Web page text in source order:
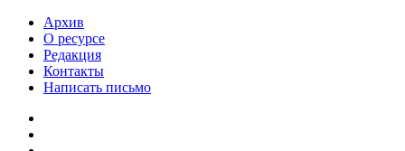
Архив
О ресурсе
Редакция
Контакты
Написать письмо